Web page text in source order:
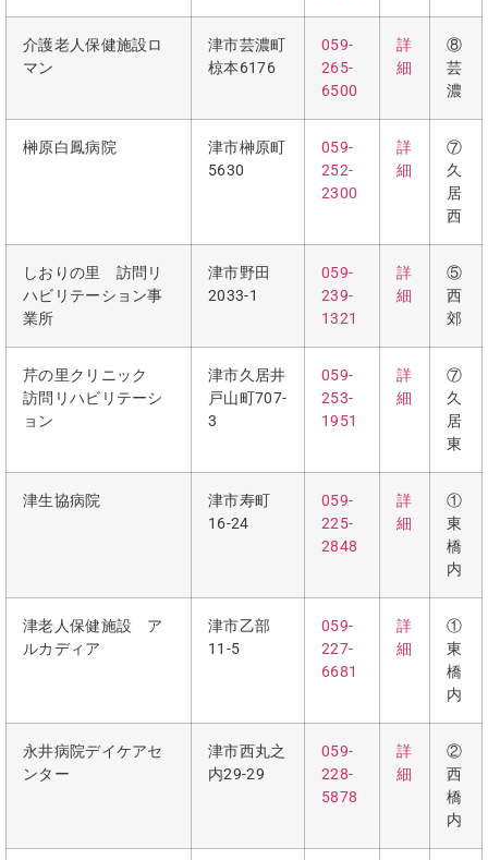
介護老人保健施設ロ
マン
津市芸濃町
椋本6176
059-
265-
6500
詳
細
⑧
芸
濃
榊原白鳳病院
津市榊原町
5630
059-
252-
2300
詳
細
⑦
久
居
西
しおりの里 訪問リ
ハビリテーション事
業所
津市野田
2033-1
059-
239-
1321
詳
細
⑤
西
郊
芹の里クリニック
訪問リハビリテーシ
ョン
津市久居井
戸山町707-
3
059-
253-
1951
詳
細
⑦
久
居
東
津生協病院
津市寿町
16-24
059-
225-
2848
詳
細
①
東
橋
内
津老人保健施設 ア
ルカディア
津市乙部
11-5
059-
227-
6681
詳
細
①
東
橋
内
永井病院デイケアセ
ンター
津市西丸之
内29-29
059-
228-
5878
詳
細
②
西
橋
内